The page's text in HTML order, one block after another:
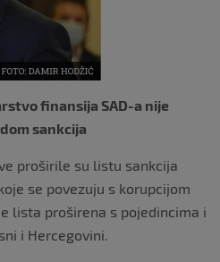
finansija SAD-a nije
sankcija
proširile su listu sankcija
se povezuju s korupcijom
lista proširena s pojedincima i
i Hercegovini.